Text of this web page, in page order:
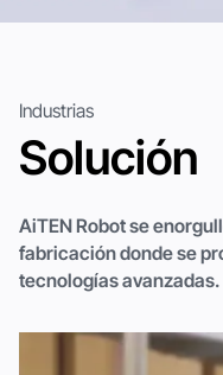
Industrias
Solución
AiTEN Robot se
fabricación donde se
tecnologías avanzadas.